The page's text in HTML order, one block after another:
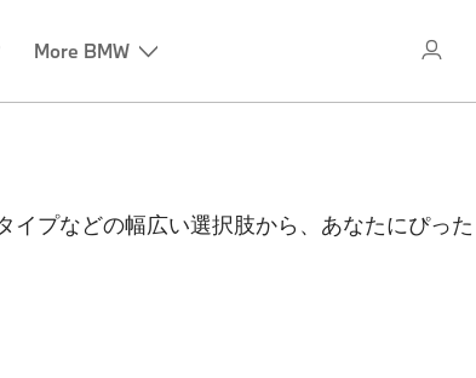
More BMW
プなどの幅広い選択肢から、あなたにぴっ